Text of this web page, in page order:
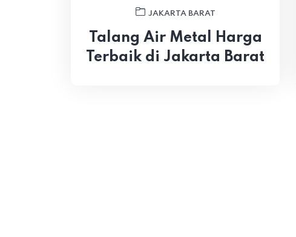
JAKARTA BARAT
Talang Air Metal Harga
Terbaik di Jakarta Barat